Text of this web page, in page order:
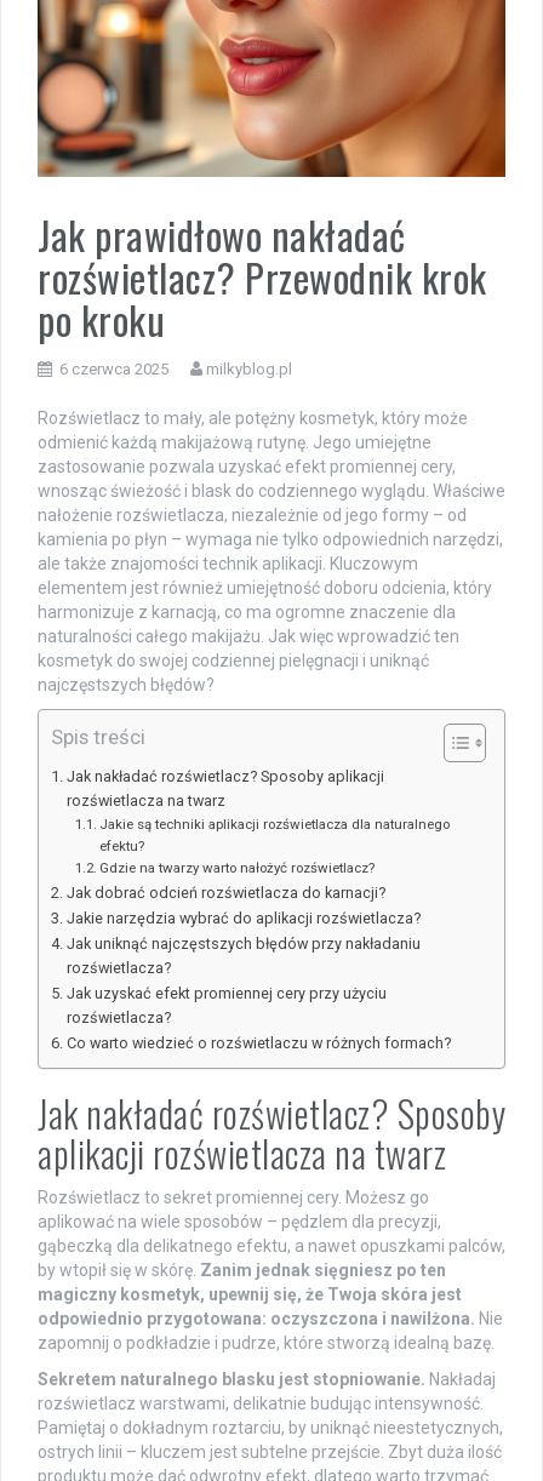
Jak prawidłowo nakładać
rozświetlacz? Przewodnik krok
po kroku
6 czerwca 2025 milkyblog.pl
Rozświetlacz to mały, ale potężny kosmetyk, który może
odmienić każdą makijażową rutynę. Jego umiejętne
zastosowanie pozwala uzyskać efekt promiennej cery,
wnosząc świeżość i blask do codziennego wyglądu. Właściwe
nałożenie rozświetlacza, niezależnie od jego formy – od
kamienia po płyn – wymaga nie tylko odpowiednich narzędzi,
ale także znajomości technik aplikacji. Kluczowym
elementem jest również umiejętność doboru odcienia, który
harmonizuje z karnacją, co ma ogromne znaczenie dla
naturalności całego makijażu. Jak więc wprowadzić ten
kosmetyk do swojej codziennej pielęgnacji i uniknąć
najczęstszych błędów?
Spis treści
Jak nakładać rozświetlacz? Sposoby aplikacji
rozświetlacza na twarz
Jakie są techniki aplikacji rozświetlacza dla naturalnego
efektu?
Gdzie na twarzy warto nałożyć rozświetlacz?
Jak dobrać odcień rozświetlacza do karnacji?
Jakie narzędzia wybrać do aplikacji rozświetlacza?
Jak uniknąć najczęstszych błędów przy nakładaniu
rozświetlacza?
Jak uzyskać efekt promiennej cery przy użyciu
rozświetlacza?
Co warto wiedzieć o rozświetlaczu w różnych formach?
Jak nakładać rozświetlacz? Sposoby
aplikacji rozświetlacza na twarz
Rozświetlacz to sekret promiennej cery. Możesz go
aplikować na wiele sposobów – pędzlem dla precyzji,
gąbeczką dla delikatnego efektu, a nawet opuszkami palców,
by wtopił się w skórę. Zanim jednak sięgniesz po ten
magiczny kosmetyk, upewnij się, że Twoja skóra jest
odpowiednio przygotowana: oczyszczona i nawilżona. Nie
zapomnij o podkładzie i pudrze, które stworzą idealną bazę.
Sekretem naturalnego blasku jest stopniowanie. Nakładaj
rozświetlacz warstwami, delikatnie budując intensywność.
Pamiętaj o dokładnym roztarciu, by uniknąć nieestetycznych,
ostrych linii – kluczem jest subtelne przejście. Zbyt duża ilość
produktu może dać odwrotny efekt, dlatego warto trzymać